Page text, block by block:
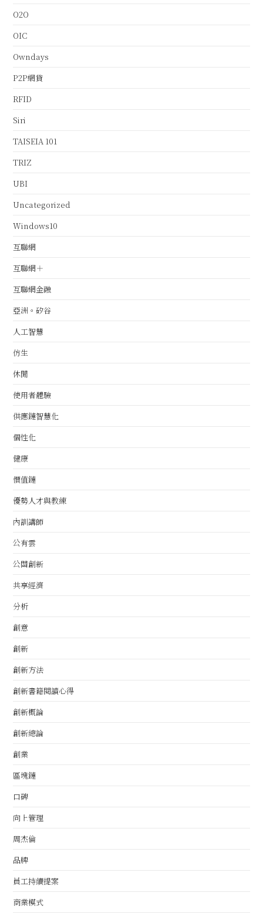
O2O
OIC
Owndays
P2P網貸
RFID
Siri
TAISEIA 101
TRIZ
UBI
Uncategorized
Windows10
互聯網
互聯網＋
互聯網金融
亞洲。矽谷
人工智慧
仿生
休閒
使用者體驗
供應鏈智慧化
個性化
健康
價值鏈
優勢人才與教練
內訓講師
公有雲
公關創新
共享經濟
分析
創意
創新
創新方法
創新書籍閱讀心得
創新概論
創新總論
創業
區塊鏈
口碑
向上管理
周杰倫
品牌
員工持續提案
商業模式